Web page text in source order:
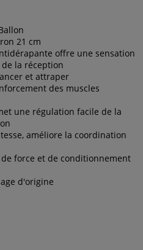
21 cm
offre une sensation
la réception
et attraper
des muscles
une régulation facile de la
améliore la coordination
force et de conditionnement
d'origine